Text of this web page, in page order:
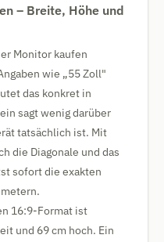
– Breite, Höhe und
Monitor kaufen
wie „55 Zoll"
das konkret in
sagt wenig darüber
tatsächlich ist. Mit
die Diagonale und das
sofort die exakten
16:9-Format ist
und 69 cm hoch. Ein